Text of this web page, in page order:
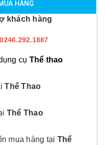
HÀNG
khách hàng
cụ Thể thao
Thể Thao
Thể Thao
mua hàng tại Thể